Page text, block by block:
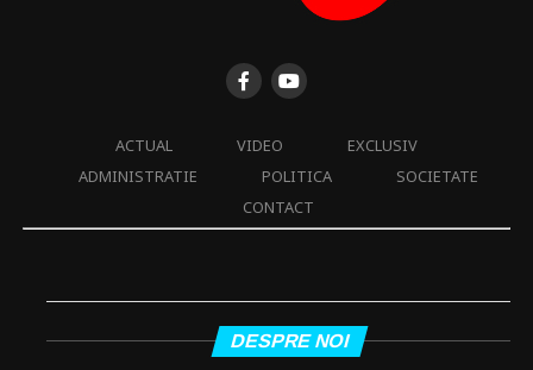
ACTUAL VIDEO
EXCLUSIV
ADMINISTRATIE
POLITICA
SOCIETATE
CONTACT
DESPRE NOI